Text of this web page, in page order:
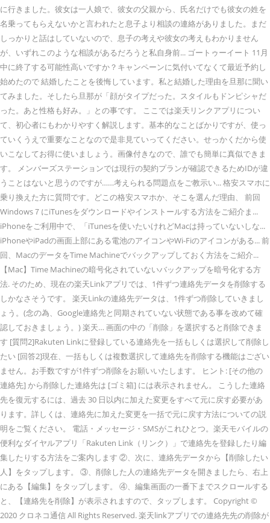
に行きました。彼女は一人娘で、彼女の父親から、氏名だけでも彼女の姓を
名乗ってもらえないかと言われたと息子より相談の連絡がありました。まだ
しっかりと話はしていないので、息子の考えや彼女の考えもわかりません
が、いずれこのような相談があるだろうと私自身前... ゴートゥーイート 11月
中に終了する可能性高いですか？キャンペーンに気付いてなくて最近予約し
始めたので 結婚したことを後悔しています。私と結婚した理由を旦那に聞い
てみました。そしたら旦那が「顔がタイプだった。スタイルもドンピシャだ
った。あと性格も好み。」との事です。 ここでは楽天リンクアプリについ
て、初心者にもわかりやすく解説します。基本的なことばかりですが、使っ
ていくうえで重要なことなので是非見ていってください。せっかくだから使
いこなしてお得に使いましょう。画像付きなので、誰でも簡単に真似できま
す。 メンバーズステーションでは現行の契約プランが確認できるためIDが違
うことはないと思うのですが……考えられる問題点をご教示い... 格安スマホに
乗り換えた方に質問です。どこの格安スマホか、そこを選んだ理由、 前回
Windows７にiTunesをダウンロードやインストールする方法をご紹介ま...
iPhoneをご利用中で、「iTunesを使いたいけれどMacは持っていないしな...
iPhoneやiPadの画面上部にある電池のアイコンやWi-Fiのアイコンがある... 前
回、MacのデータをTime Machineでバックアップしておく方法をご紹介...
【Mac】Time Machineの暗号化されていないバックアップを暗号化する方
法. そのため、現在の楽天Linkアプリでは、1件ずつ連絡先データを削除する
しかなさそうです。 楽天Linkの連絡先データは、1件ずつ削除していきまし
ょう。(念の為、Google連絡先と同期されていない状態である事を改めて確
認しておきましょう。) 楽天… 画面の中の「削除」を選択すると削除できま
す [質問2]Rakuten Linkに登録している連絡先を一括もしくは選択して削除し
たい [回答2]現在、一括もしくは複数選択して連絡先を削除する機能はござい
ません。お手数ですが1件ずつ削除をお願いいたします。 ヒント: [その他の
連絡先] から削除した連絡先は [ゴミ箱] には表示されません。 こうした連絡
先を復元するには、過去 30 日以内に加えた変更をすべて元に戻す必要があ
ります。詳しくは、連絡先に加えた変更を一括で元に戻す方法についての説
明をご覧ください。 電話・メッセージ・SMSがこれひとつ。楽天モバイルの
便利なダイヤルアプリ「Rakuten Link（リンク）」で連絡先を登録したり編
集したりする方法をご案内します ②、次に、連絡先データから【削除したい
人】をタップします。 ③、削除した人の連絡先データを開きましたら、右上
にある【編集】をタップします。 ④、編集画面の一番下までスクロールする
と、【連絡先を削除】が表示されますので、タップします。 Copyright ©
2020 クロネコ通信 All Rights Reserved. 楽天linkアプリでの連絡先先の削除が